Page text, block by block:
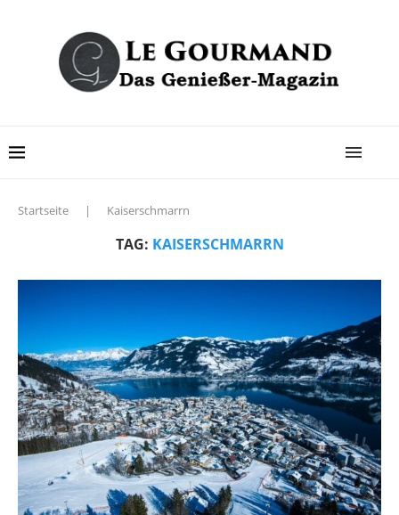
Startseite | Kaiserschmarrn
TAG: KAISERSCHMARRN